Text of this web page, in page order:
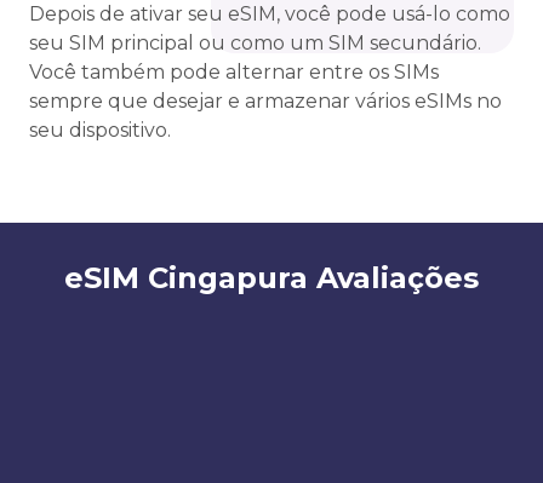
Depois de ativar seu eSIM, você pode usá-lo como
seu SIM principal ou como um SIM secundário.
Você também pode alternar entre os SIMs
sempre que desejar e armazenar vários eSIMs no
seu dispositivo.
eSIM Cingapura Avaliações